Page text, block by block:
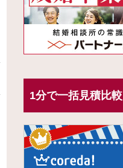
1分で一括見積比較